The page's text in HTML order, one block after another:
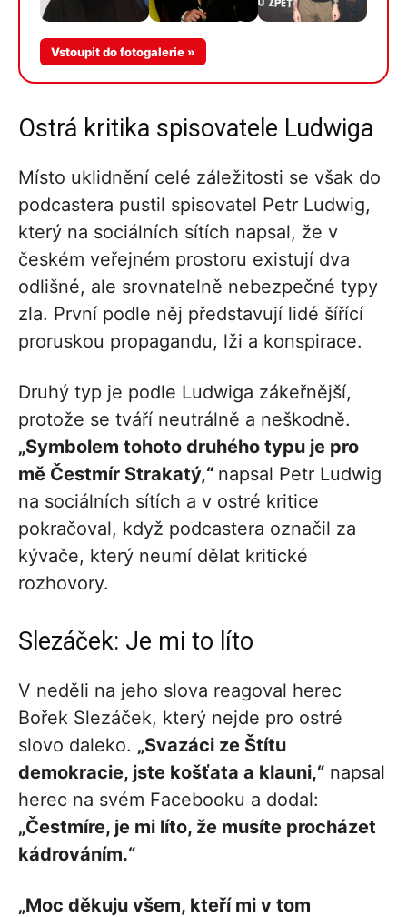
Vstoupit do fotogalerie »
Ostrá kritika spisovatele Ludwiga
Místo uklidnění celé záležitosti se však do
podcastera pustil spisovatel Petr Ludwig,
který na sociálních sítích napsal, že v
českém veřejném prostoru existují dva
odlišné, ale srovnatelně nebezpečné typy
zla. První podle něj představují lidé šířící
proruskou propagandu, lži a konspirace.
Druhý typ je podle Ludwiga zákeřnější,
protože se tváří neutrálně a neškodně.
„Symbolem tohoto druhého typu je pro
mě Čestmír Strakatý,“ napsal Petr Ludwig
na sociálních sítích a v ostré kritice
pokračoval, když podcastera označil za
kývače, který neumí dělat kritické
rozhovory.
Slezáček: Je mi to líto
V neděli na jeho slova reagoval herec
Bořek Slezáček, který nejde pro ostré
slovo daleko. „Svazáci ze Štítu
demokracie, jste košťata a klauni,“ napsal
herec na svém Facebooku a dodal:
„Čestmíre, je mi líto, že musíte procházet
kádrováním.“
„Moc děkuju všem, kteří mi v tom